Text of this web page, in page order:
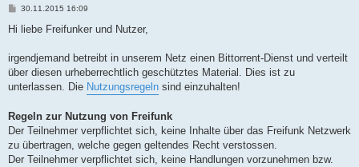
B
a
g
30.11.2015 16:09
Hi liebe Freifunker und Nutzer,
irgendjemand betreibt in unserem Netz einen Bittorrent-Dienst und verteilt
über diesen urheberrechtlich geschütztes Material. Dies ist zu
unterlassen. Die Nutzungsregeln sind einzuhalten!
Regeln zur Nutzung von Freifunk
Der Teilnehmer verpflichtet sich, keine Inhalte über das Freifunk Netzwerk
zu übertragen, welche gegen geltendes Recht verstossen.
Der Teilnehmer verpflichtet sich, keine Handlungen vorzunehmen bzw.